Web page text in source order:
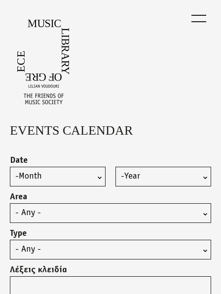
Back
EVENTS CALENDAR
Date
Month
Year
Area
Type
Λέξεις κλειδία